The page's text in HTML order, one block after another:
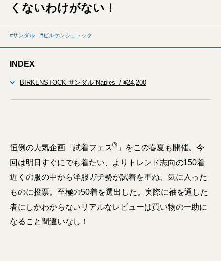
くないわけがない！
サンダル ビルケンシュトック
INDEX
BIRKENSTOCK サンダル“Naples” / ¥24,200
恒例の人気企画「試着フェス® 」をこの春夏も開催。今
回は明日すぐにでも着たい、よりトレンド志向の150着
近くの服の中から洋服ガチ勢が試着を重ね、気に入った
ものに投票。至極の50着を選出した。実際に袖を通した
者にしかわからないリアルなレビューは買い物の一助に
なること間違いなし！